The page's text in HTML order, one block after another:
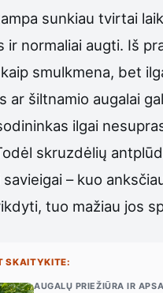
sunkiau tvirtai
ir normaliai augti. Iš
smulkmena, bet
ar šiltnamio augalai
ilgai
skruzdėlių
– kuo
tuo mažiau jos
SKAITYKITE:
AUGALŲ PRIEŽIŪRA IR